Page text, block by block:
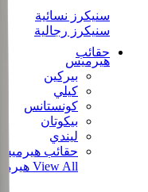
سنيكرز نسائية
سنيكرز رجالية
حقائب
هيرميس
بيركين
كيلي
كونستانس
بيكوتان
ليندي
حقائب هيرميس
View All